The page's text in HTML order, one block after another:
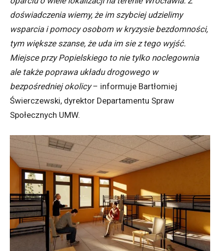
doświadczenia wiemy, że im szybciej udzielimy
wsparcia i pomocy osobom w kryzysie bezdomności,
tym większe szanse, że uda im sie z tego wyjść.
Miejsce przy Popielskiego to nie tylko noclegownia
ale także poprawa układu drogowego w
bezpośredniej okolicy– informuje Bartłomiej
Świerczewski, dyrektor Departamentu Spraw
Społecznych UMW.